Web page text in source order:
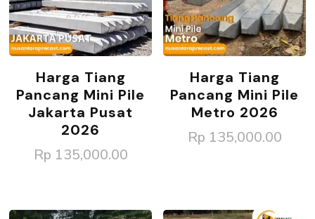
Harga Tiang
Pancang Mini Pile
Jakarta Pusat
2026
Rp 135,000.00
Harga Tiang
Pancang Mini Pile
Metro 2026
Rp 135,000.00